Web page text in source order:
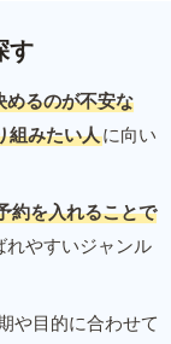
す
めるのが不安な
組みたい人に向い
約を入れることで
れやすいジャンル
や目的に合わせて